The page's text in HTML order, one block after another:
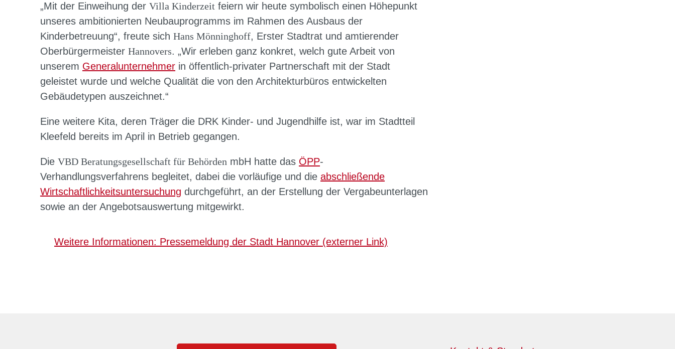
„Mit der Einweihung der Villa Kinderzeit feiern wir heute symbolisch einen Höhepunkt
unseres ambitionierten Neubauprogramms im Rahmen des Ausbaus der
Kinderbetreuung“, freute sich Hans Mönninghoff, Erster Stadtrat und amtierender
Oberbürgermeister Hannovers. „Wir erleben ganz konkret, welch gute Arbeit von
unserem Generalunternehmer in öffentlich-privater Partnerschaft mit der Stadt
geleistet wurde und welche Qualität die von den Architekturbüros entwickelten
Gebäudetypen auszeichnet.“
Eine weitere Kita, deren Träger die DRK Kinder- und Jugendhilfe ist, war im Stadtteil
Kleefeld bereits im April in Betrieb gegangen.
Die VBD Beratungsgesellschaft für Behörden mbH hatte das ÖPP-
Verhandlungsverfahrens begleitet, dabei die vorläufige und die abschließende
Wirtschaftlichkeitsuntersuchung durchgeführt, an der Erstellung der Vergabeunterlagen
sowie an der Angebotsauswertung mitgewirkt.
Weitere Informationen: Pressemeldung der Stadt Hannover (externer Link)